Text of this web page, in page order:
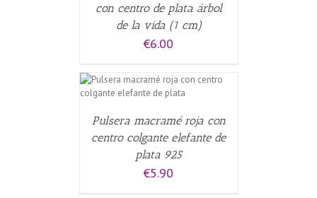
con centro de plata árbol
de la vida (1 cm)
€6.00
Pulsera macramé roja con
centro colgante elefante de
plata 925
€5.90